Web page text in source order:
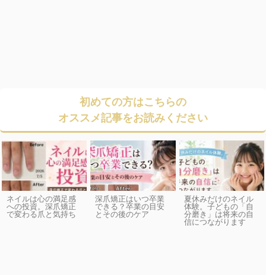
初めての方はこちらの
オススメ記事をお読みください
ネイルは心の満足感
への投資。深爪矯正
で変わる爪と気持ち
深爪矯正はいつ卒業
できる？卒業の目安
とその後のケア
夏休みだけのネイル
体験。子どもの「自
分磨き」は将来の自
信につながります